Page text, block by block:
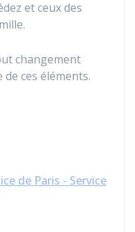
et ceux des
changement
ces éléments.
de Paris - Service